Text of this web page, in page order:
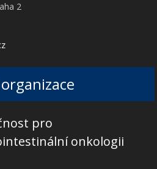
2
pro
onkologii